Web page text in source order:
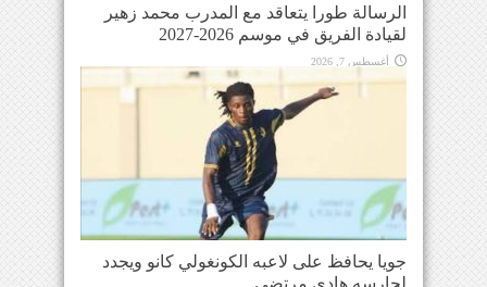
الرسالة طورا يتعاقد مع المدرب محمد زهير
لقيادة الفريق في موسم 2026-2027
أغسطس 7, 2026
جويا يحافظ على لاعبه الكونغولي كانو ويجدد